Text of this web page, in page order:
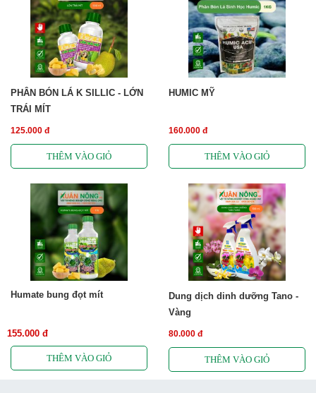
PHÂN BÓN LÁ K SILLIC - LỚN
TRÁI MÍT
125.000 đ
HUMIC MỸ
160.000 đ
Humate bung đọt mít
155.000 đ
Dung dịch dinh dưỡng Tano -
Vàng
80.000 đ